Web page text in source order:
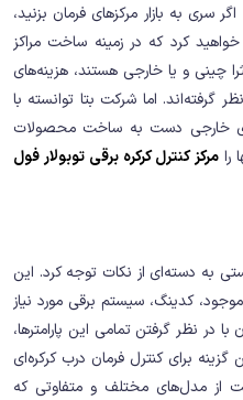
به بازار مرکزهای فرمان بزنید،
کرد که در زمینه ساخت مراکز
چینی و یا خارجی هستند، هزینه‌های
گرفته‌اند. اما شرکت بتا توانسته با
خارجی دست به ساخت محصولات
را مرکز کنترل کرکره برقی توبولار فول
به دسته‌ای از نکات توجه کرد. این
کدینگ، سیستم برقی مورد نیاز
در نظر گرفتن تمامی این پارامترها،
برای کنترل فرمان درب کرکره‌ای
از مدل‌های مختلف و متفاوتی که